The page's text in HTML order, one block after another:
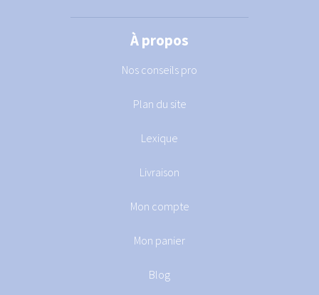
À propos
Nos conseils pro
Plan du site
Lexique
Livraison
Mon compte
Mon panier
Blog